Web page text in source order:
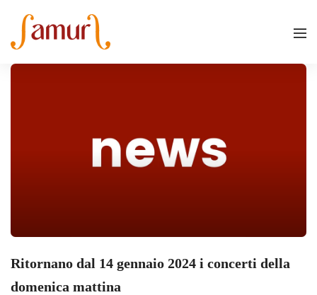
Ritornano dal 14 gennaio 2024 i concerti della
domenica mattina